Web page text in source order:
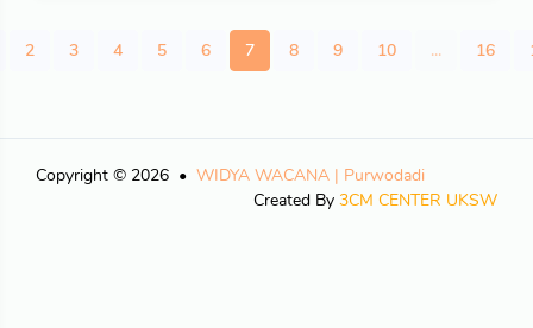
2 3 4 5 6 7 8 9 10 ... 16
Copyright © 2026
WIDYA WACANA | Purwodadi
Created By 3CM CENTER UKSW